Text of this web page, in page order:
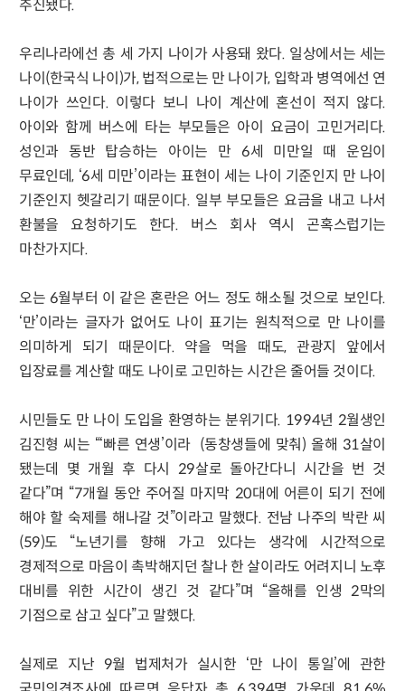
추진됐다.
우리나라에선 총 세 가지 나이가 사용돼 왔다. 일상에서는 세는
나이(한국식 나이)가, 법적으로는 만 나이가, 입학과 병역에선 연
나이가 쓰인다. 이렇다 보니 나이 계산에 혼선이 적지 않다.
아이와 함께 버스에 타는 부모들은 아이 요금이 고민거리다.
성인과 동반 탑승하는 아이는 만 6세 미만일 때 운임이
무료인데, ‘6세 미만’이라는 표현이 세는 나이 기준인지 만 나이
기준인지 헷갈리기 때문이다. 일부 부모들은 요금을 내고 나서
환불을 요청하기도 한다. 버스 회사 역시 곤혹스럽기는
마찬가지다.
오는 6월부터 이 같은 혼란은 어느 정도 해소될 것으로 보인다.
‘만’이라는 글자가 없어도 나이 표기는 원칙적으로 만 나이를
의미하게 되기 때문이다. 약을 먹을 때도, 관광지 앞에서
입장료를 계산할 때도 나이로 고민하는 시간은 줄어들 것이다.
시민들도 만 나이 도입을 환영하는 분위기다. 1994년 2월생인
김진형 씨는 “‘빠른 연생’이라 (동창생들에 맞춰) 올해 31살이
됐는데 몇 개월 후 다시 29살로 돌아간다니 시간을 번 것
같다”며 “7개월 동안 주어질 마지막 20대에 어른이 되기 전에
해야 할 숙제를 해나갈 것”이라고 말했다. 전남 나주의 박란 씨
(59)도 “노년기를 향해 가고 있다는 생각에 시간적으로
경제적으로 마음이 촉박해지던 찰나 한 살이라도 어려지니 노후
대비를 위한 시간이 생긴 것 같다”며 “올해를 인생 2막의
기점으로 삼고 싶다”고 말했다.
실제로 지난 9월 법제처가 실시한 ‘만 나이 통일’에 관한